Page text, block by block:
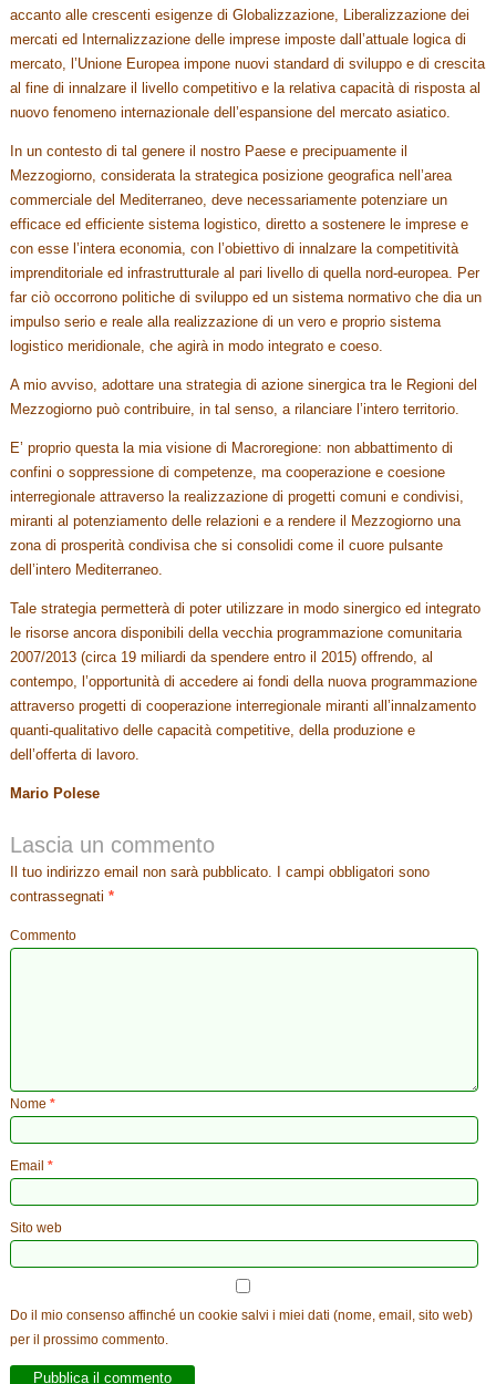
accanto alle crescenti esigenze di Globalizzazione, Liberalizzazione dei
mercati ed Internalizzazione delle imprese imposte dall’attuale logica di
mercato, l’Unione Europea impone nuovi standard di sviluppo e di crescita
al fine di innalzare il livello competitivo e la relativa capacità di risposta al
nuovo fenomeno internazionale dell’espansione del mercato asiatico.
In un contesto di tal genere il nostro Paese e precipuamente il
Mezzogiorno, considerata la strategica posizione geografica nell’area
commerciale del Mediterraneo, deve necessariamente potenziare un
efficace ed efficiente sistema logistico, diretto a sostenere le imprese e
con esse l’intera economia, con l’obiettivo di innalzare la competitività
imprenditoriale ed infrastrutturale al pari livello di quella nord-europea. Per
far ciò occorrono politiche di sviluppo ed un sistema normativo che dia un
impulso serio e reale alla realizzazione di un vero e proprio sistema
logistico meridionale, che agirà in modo integrato e coeso.
A mio avviso, adottare una strategia di azione sinergica tra le Regioni del
Mezzogiorno può contribuire, in tal senso, a rilanciare l’intero territorio.
E’ proprio questa la mia visione di Macroregione: non abbattimento di
confini o soppressione di competenze, ma cooperazione e coesione
interregionale attraverso la realizzazione di progetti comuni e condivisi,
miranti al potenziamento delle relazioni e a rendere il Mezzogiorno una
zona di prosperità condivisa che si consolidi come il cuore pulsante
dell’intero Mediterraneo.
Tale strategia permetterà di poter utilizzare in modo sinergico ed integrato
le risorse ancora disponibili della vecchia programmazione comunitaria
2007/2013 (circa 19 miliardi da spendere entro il 2015) offrendo, al
contempo, l’opportunità di accedere ai fondi della nuova programmazione
attraverso progetti di cooperazione interregionale miranti all’innalzamento
quanti-qualitativo delle capacità competitive, della produzione e
dell’offerta di lavoro.
Mario Polese
Lascia un commento
Il tuo indirizzo email non sarà pubblicato. I campi obbligatori sono
contrassegnati*
Commento
Nome*
Email*
Sito web
Do il mio consenso affinché un cookie salvi i miei dati (nome, email, sito web)
per il prossimo commento.